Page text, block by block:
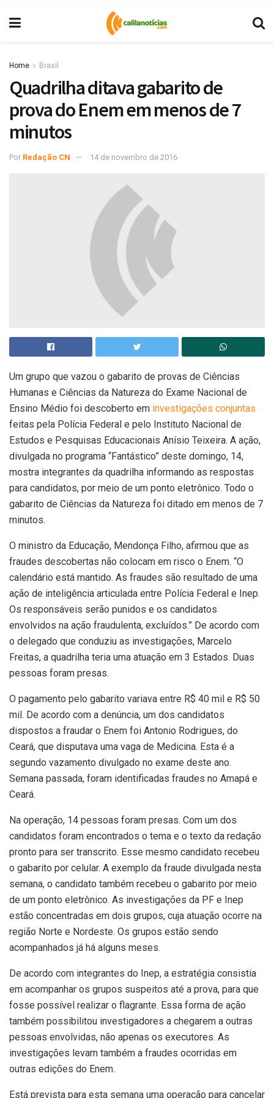
Home Brasil
Quadrilha ditava gabarito de
prova do Enem em menos de 7
minutos
Por Redação CN 14 de novembro de 2016
Um grupo que vazou o gabarito de provas de Ciências
Humanas e Ciências da Natureza do Exame Nacional de
Ensino Médio foi descoberto em investigações conjuntas
feitas pela Polícia Federal e pelo Instituto Nacional de
Estudos e Pesquisas Educacionais Anísio Teixeira. A ação,
divulgada no programa “Fantástico” deste domingo, 14,
mostra integrantes da quadrilha informando as respostas
para candidatos, por meio de um ponto eletrônico. Todo o
gabarito de Ciências da Natureza foi ditado em menos de 7
minutos.
O ministro da Educação, Mendonça Filho, afirmou que as
fraudes descobertas não colocam em risco o Enem. “O
calendário está mantido. As fraudes são resultado de uma
ação de inteligência articulada entre Polícia Federal e Inep.
Os responsáveis serão punidos e os candidatos
envolvidos na ação fraudulenta, excluídos.” De acordo com
o delegado que conduziu as investigações, Marcelo
Freitas, a quadrilha teria uma atuação em 3 Estados. Duas
pessoas foram presas.
O pagamento pelo gabarito variava entre R$ 40 mil e R$ 50
mil. De acordo com a denúncia, um dos candidatos
dispostos a fraudar o Enem foi Antonio Rodrigues, do
Ceará, que disputava uma vaga de Medicina. Esta é a
segundo vazamento divulgado no exame deste ano.
Semana passada, foram identificadas fraudes no Amapá e
Ceará.
Na operação, 14 pessoas foram presas. Com um dos
candidatos foram encontrados o tema e o texto da redação
pronto para ser transcrito. Esse mesmo candidato recebeu
o gabarito por celular. A exemplo da fraude divulgada nesta
semana, o candidato também recebeu o gabarito por meio
de um ponto eletrônico. As investigações da PF e Inep
estão concentradas em dois grupos, cuja atuação ocorre na
região Norte e Nordeste. Os grupos estão sendo
acompanhados já há alguns meses.
De acordo com integrantes do Inep, a estratégia consistia
em acompanhar os grupos suspeitos até a prova, para que
fosse possível realizar o flagrante. Essa forma de ação
também possibilitou investigadores a chegarem a outras
pessoas envolvidas, não apenas os executores. As
investigações levam também a fraudes ocorridas em
outras edições do Enem.
Está prevista para esta semana uma operação para cancelar